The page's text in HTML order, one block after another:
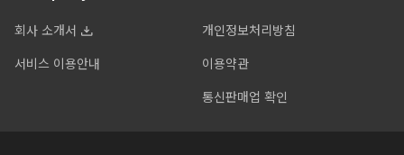
회사 소개서
서비스 이용안내
개인정보처리방침
이용약관
통신판매업 확인